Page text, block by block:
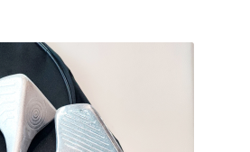
variations.